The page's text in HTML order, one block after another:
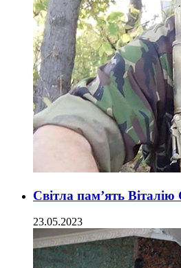
Світла пам’ять Віталію
23.05.2023